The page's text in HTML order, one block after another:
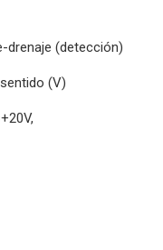
drenaje (detección)
(V)